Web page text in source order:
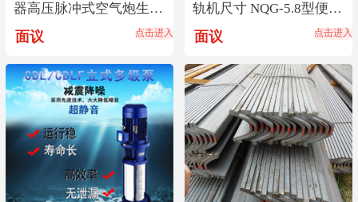
器高压脉冲式空气炮生产
厂煤仓料仓清堵器
面议 点击进入
轨机尺寸 NQG-5.8型便携
式内燃切轨机
面议 点击进入